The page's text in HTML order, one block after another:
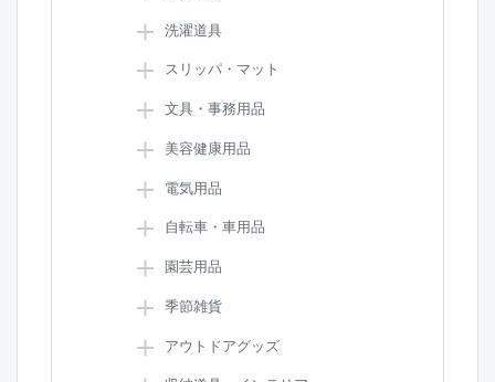
洗濯道具
スリッパ・マット
文具・事務用品
美容健康用品
電気用品
自転車・車用品
園芸用品
季節雑貨
アウトドアグッズ